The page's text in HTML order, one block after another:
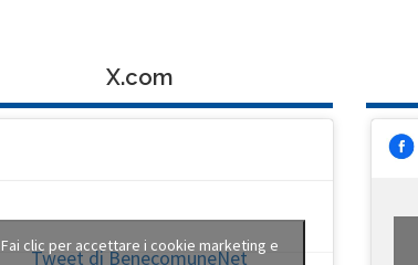
X.com
Tweet di BenecomuneNet
Fai clic per accettare i cookie marketing e